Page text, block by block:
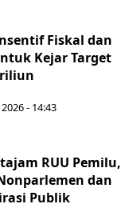
Fiskal dan
Kejar Target
- 14:43
RUU Pemilu,
dan
Publik